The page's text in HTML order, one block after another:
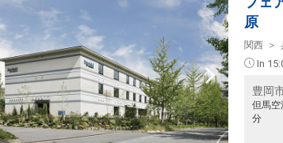
原
関西
In
豊岡
但馬空
分